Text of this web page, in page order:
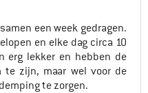
een week gedragen.
en elke dag circa 10
erg lekker en hebben de
zijn, maar wel voor de
te zorgen.